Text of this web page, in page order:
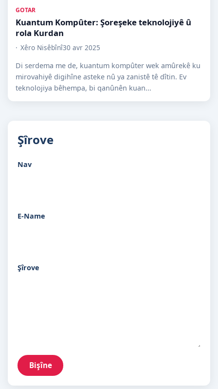
GOTAR
Kuantum Kompûter: Şoreşeke teknolojiyê û
rola Kurdan
Xêro Nisêbînî30 avr 2025
Di serdema me de, kuantum kompûter wek amûrekê ku
mirovahiyê digihîne asteke nû ya zanistê tê dîtin. Ev
teknolojiya bêhempa, bi qanûnên kuan...
Şîrove
Nav
E-Name
Şîrove
Bişîne